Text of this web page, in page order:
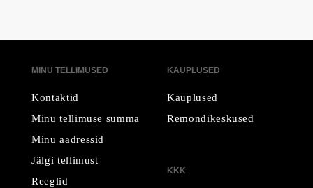
MINU TELLIMUSED
Kontaktid
Minu tellimuse summa
Minu aadressid
Jälgi tellimust
Reeglid
KAUPLUSED
Kauplused
Remondikeskused
KKK